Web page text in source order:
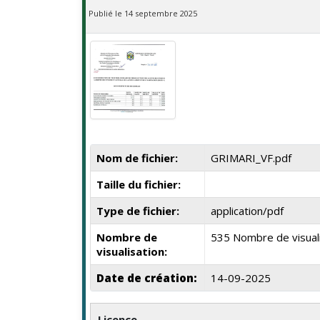
Publié le 14 septembre 2025
Nom de fichier:
GRIMARI_VF.pdf
Taille du fichier:
Type de fichier:
application/pdf
Nombre de
visualisation:
535 Nombre de
Date de création: 14-09-2025